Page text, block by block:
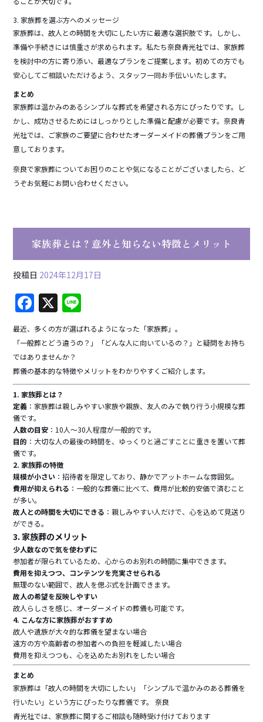
3. 家族葬を選ぶ方へのメッセージ
家族葬は、故人との時間を大切にしたい方に最適な選択肢です。しかし、
準備や手続きには慎重さが求められます。私たち奈良青光社では、家族葬
を検討中の方に寄り添い、最適なプランをご提案します。初めての方でも
安心してご相談いただけるよう、スタッフ一同お手伝いいたします。
まとめ
家族葬は温かみのあるシンプルな葬式を希望される方にぴったりです。し
かし、成功させるためにはしっかりとした準備と配慮が必要です。奈良青
光社では、ご家族のご要望に合わせたオーダーメイドの葬儀プランをご用
意しております。
奈良で家族葬についてお困りのことや気になることがございましたら、ど
うぞお気軽にお問い合わせください。
家族葬とは？意外と知らない特徴とメリット
投稿日 2024年12月17日
F
a
c
e
b
o
o
k
X
n
e
最近、多くの方が選ばれるようになった「家族葬」。
「一般葬とどう違うの？」「どんな人に向いているの？」と疑問をお持ち
ではありませんか？
葬儀の基本的な特徴やメリットをわかりやすくご紹介します。
1. 家族葬とは？
定義 ：家族葬は親しみやすい家族や親族、友人のみで執り行う小規模な葬
儀です。
人数の目安 ：10人～30人程度が一般的です。
目的 ：大切な人の最後の時間を、ゆっくりと過ごすことに重きを置いて葬
儀です。
2. 家族葬の特徴
規模が小さい ：招待者を限定しており、静かでアットホームな雰囲気。
費用が抑えられる ：一般的な葬儀に比べて、費用が比較的安価で済むこと
が多い。
故人との時間を大切にできる ：親しみやすい人だけで、心を込めて見送り
ができる。
3. 家族葬のメリット
少人数なので気を使わずに
参加者が限られているため、心からのお別れの時間に集中できます。
費用を抑えつつ、コンテンツを充実させられる
無理のない範囲で、故人を偲ぶ式を計画できます。
故人の希望を反映しやすい
故人らしさを感じ、オーダーメイドの葬儀も可能です。
4. こんな方に家族葬がおすすめ
故人や遺族が大々的な葬儀を望まない場合
遠方の方や高齢者の参加者への負担を軽減したい場合
費用を抑えつつも、心を込めたお別れをしたい場合
まとめ
家族葬は「故人の時間を大切にしたい」「シンプルで温かみのある葬儀を
行いたい」という方にぴったりな葬儀です。 奈良
青光社では、家族葬に関するご相談も随時受け付けております